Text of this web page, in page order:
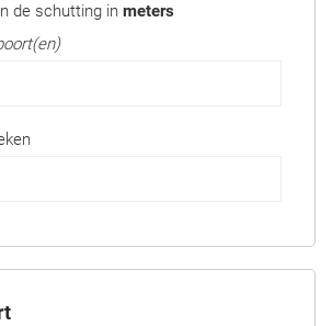
de schutting in meters